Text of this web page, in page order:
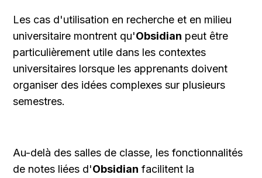
Les cas d'utilisation en recherche et en milieu
universitaire montrent qu'Obsidian peut être
particulièrement utile dans les contextes
universitaires lorsque les apprenants doivent
organiser des idées complexes sur plusieurs
semestres.
Au-delà des salles de classe, les fonctionnalités
de notes liées d'Obsidian facilitent la